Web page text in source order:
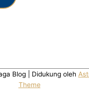
Blog | Didukung oleh
Theme